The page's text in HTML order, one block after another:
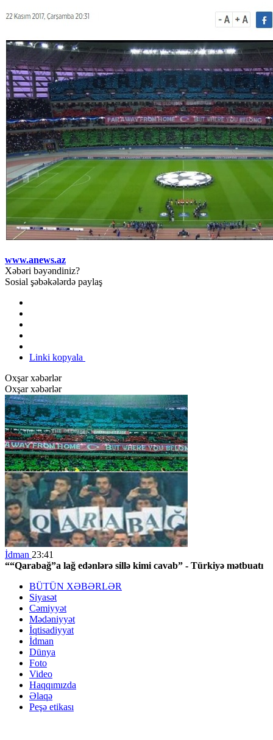
www.anews.az
Xəbəri bəyəndiniz?
Sosial şəbəkələrdə paylaş
Linki kopyala
Oxşar xəbərlər
Oxşar xəbərlər
İdman 23:41
““Qarabağ”a lağ edənlərə sillə kimi cavab” - Türkiyə mətbuatı
BÜTÜN XƏBƏRLƏR
Siyasət
Cəmiyyət
Mədəniyyət
İqtisadiyyat
İdman
Dünya
Foto
Video
Haqqımızda
Əlaqə
Peşə etikası